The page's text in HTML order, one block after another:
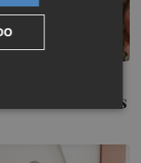
diseño de
escandinavos